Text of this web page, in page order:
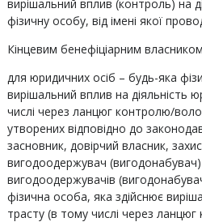
вирішальний вплив (контроль) на
фізичну особу, від імені якої
Кінцевим бенефіціарним
для юридичних осіб – будь-яка
вирішальний вплив на діяльність
числі через ланцюг контролю/
утворених відповідно до
засновник, довірчий власник,
вигодоодержувач
вигодоодержувачів
фізична особа, яка здійснює
трасту (в тому числі через